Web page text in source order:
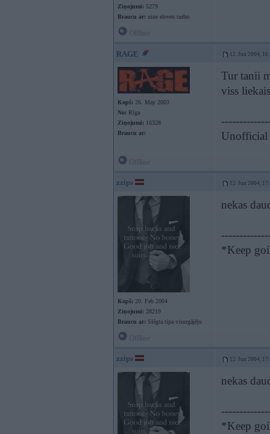
Ziņojumi: 5279
Braucu ar: nine eleven turbo
RAGE 12. Jun 2004,
Kopš: 26. May 2003
No: Rīga
Ziņojumi: 16328
Braucu ar:
Tur tanii
viss
Unofficial
zzips 12. Jun 2004,
Kopš: 20. Feb 2004
Ziņojumi: 28219
Braucu ar: Slēgta tipa visurgājēju
nekas
*Keep
zzips 12. Jun 2004,
nekas
*Keep